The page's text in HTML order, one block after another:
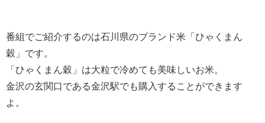
番組でご紹介するのは石川県のブランド米「ひゃくまん
穀」です。
「ひゃくまん穀」は大粒で冷めても美味しいお米。
金沢の玄関口である金沢駅でも購入することができます
よ。